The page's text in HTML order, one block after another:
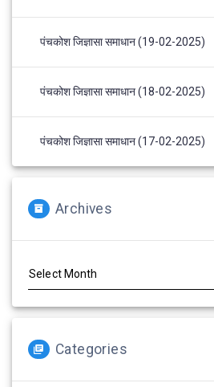
पंचकोश जिज्ञासा समाधान (19-02-2025)
पंचकोश जिज्ञासा समाधान (18-02-2025)
पंचकोश जिज्ञासा समाधान (17-02-2025)
Archives
Categories